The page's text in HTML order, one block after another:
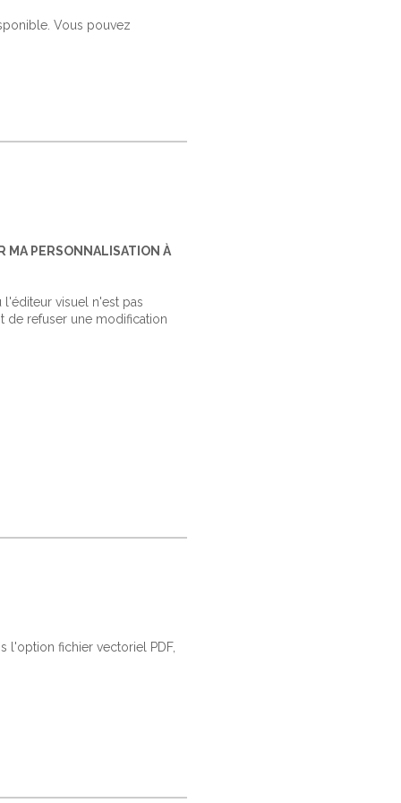
Vous pouvez
MA PERSONNALISATION À
visuel n'est pas
de refuser une modification
l'option fichier vectoriel PDF,